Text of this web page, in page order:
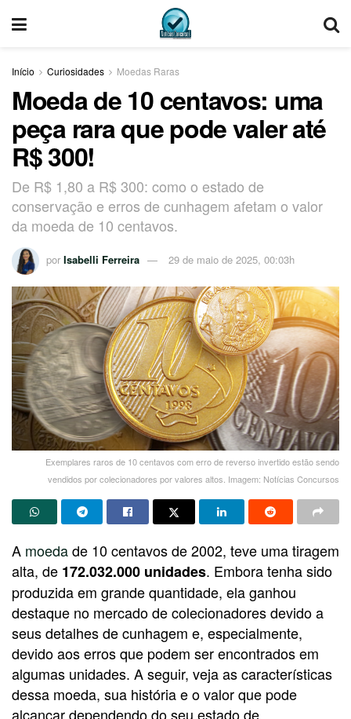
Início Curiosidades Moedas Raras
Moeda de 10 centavos: uma
peça rara que pode valer até
R$ 300!
De R$ 1,80 a R$ 300: como o estado de
conservação e erros de cunhagem afetam o valor
da moeda de 10 centavos.
por Isabelli Ferreira 29 de maio de 2025, 00:03h
Exemplares raros de 10 centavos com erro de reverso invertido estão sendo
vendidos por colecionadores por valores altos. Imagem: Notícias Concursos
A moedade 10 centavos de 2002, teve uma tiragem
alta, de 172.032.000 unidades. Embora tenha sido
produzida em grande quantidade, ela ganhou
destaque no mercado de colecionadores devido a
seus detalhes de cunhagem e, especialmente,
devido aos erros que podem ser encontrados em
algumas unidades. A seguir, veja as características
dessa moeda, sua história e o valor que pode
alcançar dependendo do seu estado de